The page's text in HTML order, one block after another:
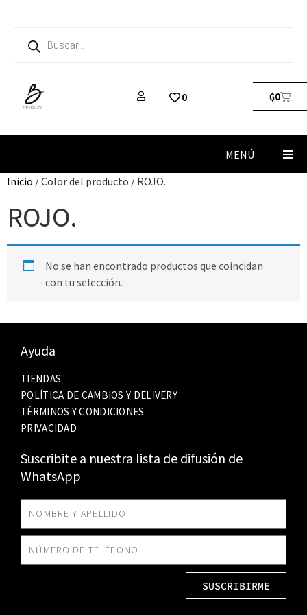
0 ₲0
MENÚ
Inicio / Color del producto / ROJO.
ROJO.
No se han encontrado productos que coincidan
con tu selección.
Ayuda
TIENDAS
POLÍTICA DE CAMBIOS Y DELIVERY
TÉRMINOS Y CONDICIONES
PRIVACIDAD
Suscribite a nuestra lista de difusión de
WhatsApp
SUSCRIBIRME